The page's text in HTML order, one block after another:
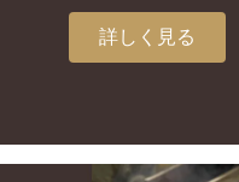
詳しく見る